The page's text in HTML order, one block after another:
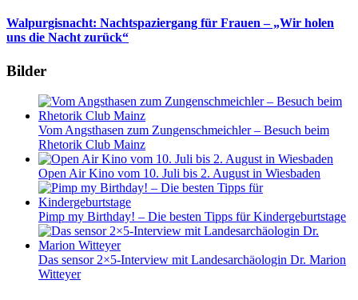
Walpurgisnacht: Nachtspaziergang für Frauen – „Wir holen
uns die Nacht zurück“
Bilder
Vom Angsthasen zum Zungenschmeichler – Besuch beim
Rhetorik Club Mainz
Open Air Kino vom 10. Juli bis 2. August in Wiesbaden
Pimp my Birthday! – Die besten Tipps für Kindergeburtstage
Das sensor 2×5-Interview mit Landesarchäologin Dr. Marion
Witteyer